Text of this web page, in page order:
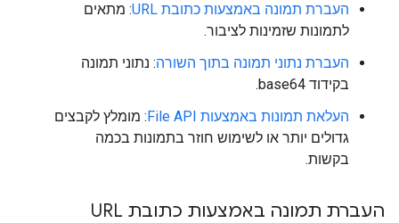
העברת תמונה באמצעות כתובת URL
: מתאים
לתמונות שזמינות לציבור.
העברת נתוני תמונה בתוך השורה: נתוני תמונה
בקידוד base64.
העלאת תמונות באמצעות File API
: מומלץ לקבצים
גדולים יותר או לשימוש חוזר בתמונות בכמה
בקשות.
העברת תמונה באמצעות כתובת URL